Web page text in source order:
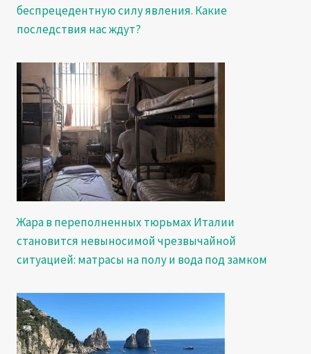
беспрецедентную силу явления. Какие
последствия нас ждут?
Жара в переполненных тюрьмах Италии
становится невыносимой чрезвычайной
ситуацией: матрасы на полу и вода под замком